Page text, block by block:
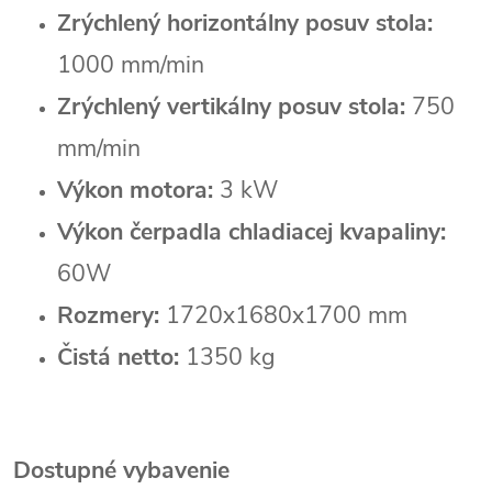
Zrýchlený horizontálny posuv stola:
1000 mm/min
Zrýchlený vertikálny posuv stola: 750
mm/min
Výkon motora: 3 kW
Výkon čerpadla chladiacej kvapaliny:
60W
Rozmery: 1720x1680x1700 mm
Čistá netto: 1350 kg
Dostupné vybavenie